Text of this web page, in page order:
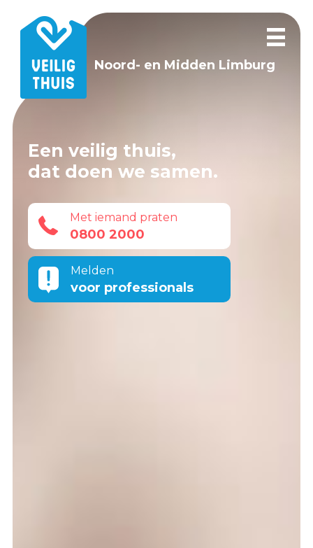
Noord- en Midden Limburg
Een veilig thuis,
dat doen we samen.
Met iemand praten
0800 2000
Melden
voor professionals